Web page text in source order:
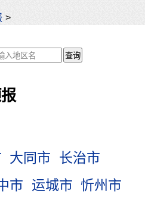
>
大同市
长治市
市 运城市 忻州市